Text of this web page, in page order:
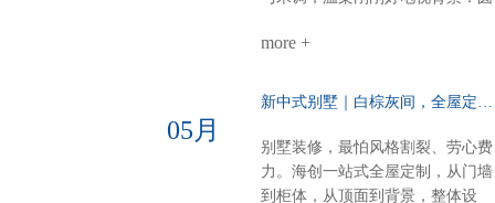
虽小却全，定制柜配套温馨精致整
适感意式极简·110平大户型高级不
计，干净利落沙发背景：奢石点
缀，一眼高级餐厅定制柜：泰国进
口索纳彩系列，质感出众卧室：墙
more +
05月
别墅装修，最怕风格割裂、劳心费
力。海创一站式全屋定制，从门墙
到柜体，从顶面到背景，整体设